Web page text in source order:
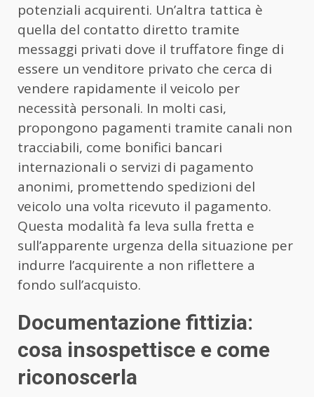
potenziali acquirenti. Un’altra tattica è
quella del contatto diretto tramite
messaggi privati dove il truffatore finge di
essere un venditore privato che cerca di
vendere rapidamente il veicolo per
necessità personali. In molti casi,
propongono pagamenti tramite canali non
tracciabili, come bonifici bancari
internazionali o servizi di pagamento
anonimi, promettendo spedizioni del
veicolo una volta ricevuto il pagamento.
Questa modalità fa leva sulla fretta e
sull’apparente urgenza della situazione per
indurre l’acquirente a non riflettere a
fondo sull’acquisto.
Documentazione fittizia:
cosa insospettisce e come
riconoscerla